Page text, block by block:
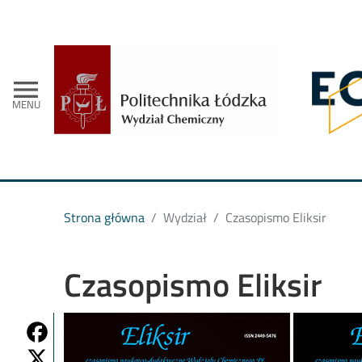
menu
MENU
- Strona
Strona główna Wydział Czasopismo Eliksir
Czasopismo Eliksir
Share on Twitter